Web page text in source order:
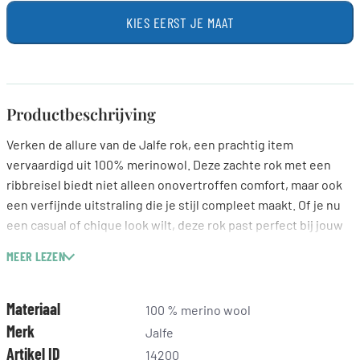
KIES EERST JE MAAT
Productbeschrijving
Verken de allure van de Jalfe rok, een prachtig item
vervaardigd uit 100% merinowol. Deze zachte rok met een
ribbreisel biedt niet alleen onovertroffen comfort, maar ook
een verfijnde uitstraling die je stijl compleet maakt. Of je nu
een casual of chique look wilt, deze rok past perfect bij jouw
gemakkelijk te onderhouden met een wolwasmiddel op 30Â°.
van dit merk.
MEER LEZEN
Materiaal 100 % merino wool
Merk Jalfe
Artikel ID
14200